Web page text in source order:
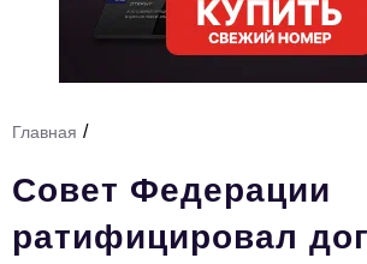
Премия "Тульский Бизнес"
История тульского предпринимательства
Тема номера
HR
Главная /
Совет Федерации
ратифицировал